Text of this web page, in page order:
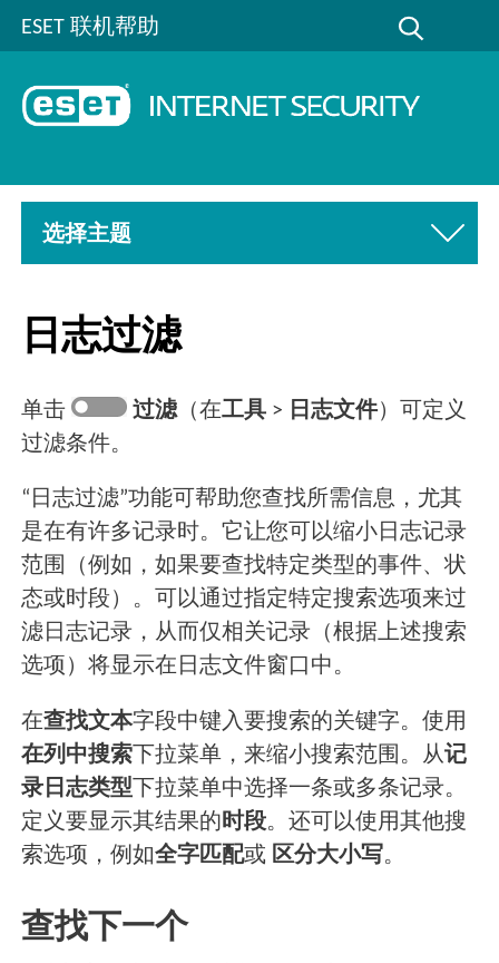
ESET 联机帮助
选择主题
日志过滤
单击 过滤（在工具 > 日志文件 ）可定义
过滤条件。
“日志过滤”功能可帮助您查找所需信息，尤其
是在有许多记录时。它让您可以缩小日志记录
范围（例如，如果要查找特定类型的事件、状
态或时段）。可以通过指定特定搜索选项来过
滤日志记录，从而仅相关记录（根据上述搜索
选项）将显示在日志文件窗口中。
在查找文本字段中键入要搜索的关键字。使用
在列中搜索 下拉菜单，来缩小搜索范围。从记
录日志类型 下拉菜单中选择一条或多条记录。
定义要显示其结果的时段。还可以使用其他搜
索选项，例如全字匹配或 区分大小写。
查找下一个